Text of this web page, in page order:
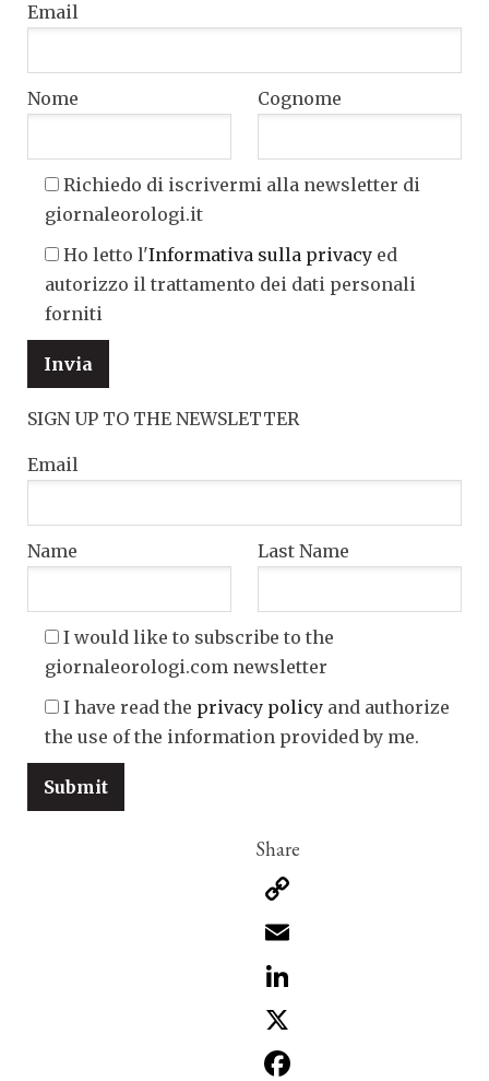
Email
Nome Cognome
Richiedo di iscrivermi alla newsletter di
giornaleorologi.it
Ho letto l'Informativa sulla privacy ed
autorizzo il trattamento dei dati personali
forniti
SIGN UP TO THE NEWSLETTER
Email
Name Last Name
I would like to subscribe to the
giornaleorologi.com newsletter
I have read the privacy policy and authorize
the use of the information provided by me.